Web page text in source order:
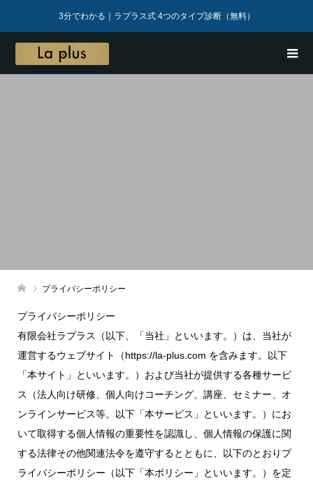
3分でわかる｜ラプラス式 4つのタイプ診断（無料）
プライバシーポリシー
プライバシーポリシー
有限会社ラプラス（以下、「当社」といいます。）は、当社が
運営するウェブサイト（https://la-plus.com を含みます。以下
「本サイト」といいます。）および当社が提供する各種サービ
ス（法人向け研修、個人向けコーチング、講座、セミナー、オ
ンラインサービス等。以下「本サービス」といいます。）にお
いて取得する個人情報の重要性を認識し、個人情報の保護に関
する法律その他関連法令を遵守するとともに、以下のとおりプ
ライバシーポリシー（以下「本ポリシー」といいます。）を定